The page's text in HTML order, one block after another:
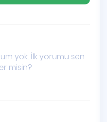
yok. İlk yorumu sen
misin?